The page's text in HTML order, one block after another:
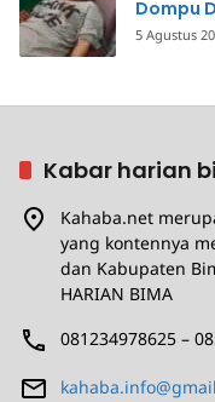
Dompu
5 Agustus
Kabar harian
Kahaba.net
yang kontennya
dan Kabupaten
HARIAN BIMA
081234978625 –